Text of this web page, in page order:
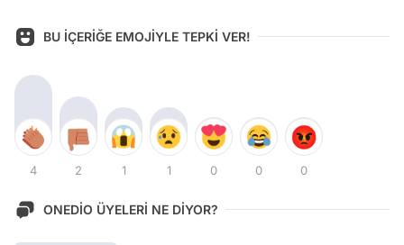
BU İÇERİĞE EMOJİYLE TEPKİ VER!
4 2 1 1 0 0 0
ONEDİO ÜYELERİ NE DİYOR?